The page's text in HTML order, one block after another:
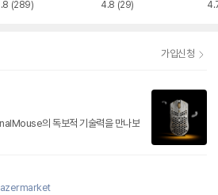
(289) 4.8 (29)
가입신청
의 독보적 기술력을 만나보